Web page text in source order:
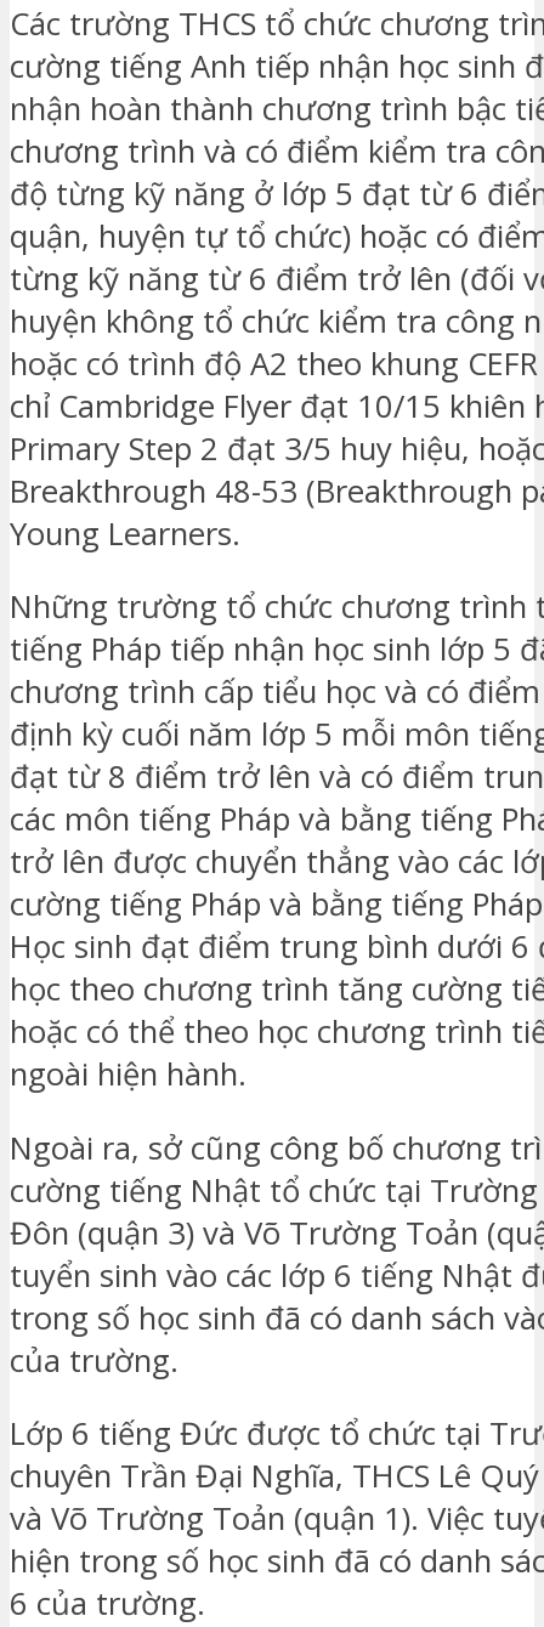
Các trường THCS tổ chức chương
cường tiếng Anh tiếp nhận học sinh
nhận hoàn thành chương trình bậc
chương trình và có điểm kiểm tra
độ từng kỹ năng ở lớp 5 đạt từ 6
quận, huyện tự tổ chức) hoặc có
từng kỹ năng từ 6 điểm trở lên (đối
huyện không tổ chức kiểm tra công
hoặc có trình độ A2 theo khung
chỉ Cambridge Flyer đạt 10/15 khiên
Primary Step 2 đạt 3/5 huy hiệu,
Breakthrough 48-53 (Breakthrough
Young Learners.
Những trường tổ chức chương trình
tiếng Pháp tiếp nhận học sinh lớp 5
chương trình cấp tiểu học và có
định kỳ cuối năm lớp 5 mỗi môn
đạt từ 8 điểm trở lên và có điểm
các môn tiếng Pháp và bằng tiếng
trở lên được chuyển thẳng vào các
cường tiếng Pháp và bằng tiếng
Học sinh đạt điểm trung bình dưới 6
học theo chương trình tăng cường
hoặc có thể theo học chương trình
ngoài hiện hành.
Ngoài ra, sở cũng công bố chương
cường tiếng Nhật tổ chức tại Trường
Đôn (quận 3) và Võ Trường Toản
tuyển sinh vào các lớp 6 tiếng Nhật
trong số học sinh đã có danh sách
của trường.
Lớp 6 tiếng Đức được tổ chức tại
chuyên Trần Đại Nghĩa, THCS Lê
và Võ Trường Toản (quận 1). Việc
hiện trong số học sinh đã có danh
6 của trường.